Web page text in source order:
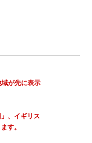
が先に表示
、イギリス
す。